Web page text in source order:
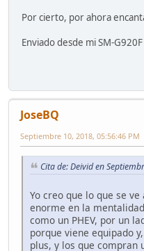
Por cierto, por ahora
Enviado desde mi SM-
JoseBQ
Septiembre 10, 2018, 05:56:46 PM
Cita de: Deivid en
Yo creo que lo que se
enorme en la
como un PHEV, por un
porque viene equipado
plus, y los que compran